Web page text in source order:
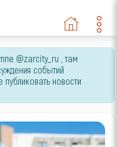
@zarcity_ru , там
событий
новости